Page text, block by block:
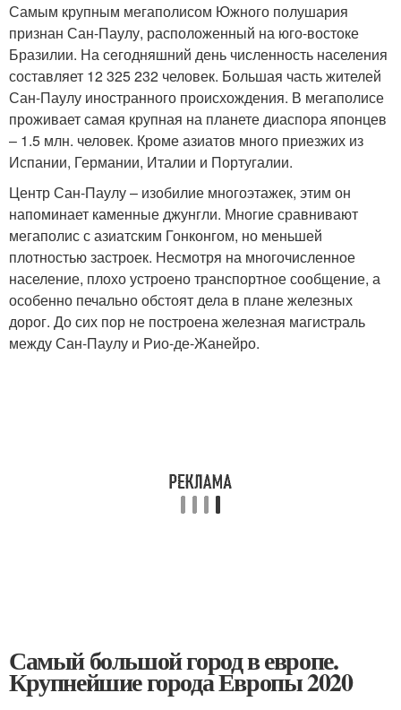
Самым крупным мегаполисом Южного полушария
признан Сан-Паулу, расположенный на юго-востоке
Бразилии. На сегодняшний день численность населения
составляет 12 325 232 человек. Большая часть жителей
Сан-Паулу иностранного происхождения. В мегаполисе
проживает самая крупная на планете диаспора японцев
– 1.5 млн. человек. Кроме азиатов много приезжих из
Испании, Германии, Италии и Португалии.
Центр Сан-Паулу – изобилие многоэтажек, этим он
напоминает каменные джунгли. Многие сравнивают
мегаполис с азиатским Гонконгом, но меньшей
плотностью застроек. Несмотря на многочисленное
население, плохо устроено транспортное сообщение, а
особенно печально обстоят дела в плане железных
дорог. До сих пор не построена железная магистраль
между Сан-Паулу и Рио-де-Жанейро.
Самый большой город в европе.
Крупнейшие города Европы 2020